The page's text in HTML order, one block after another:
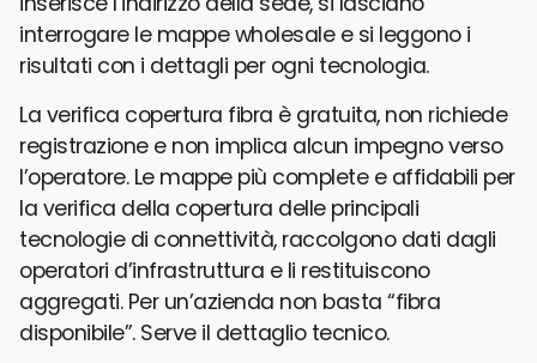
interrogare le mappe wholesale e si leggono i
risultati con i dettagli per ogni tecnologia.
La verifica copertura fibra è gratuita, non richiede
registrazione e non implica alcun impegno verso
l’operatore. Le mappe più complete e affidabili per
la verifica della copertura delle principali
tecnologie di connettività, raccolgono dati dagli
operatori d’infrastruttura e li restituiscono
aggregati. Per un’azienda non basta “fibra
disponibile”. Serve il dettaglio tecnico.